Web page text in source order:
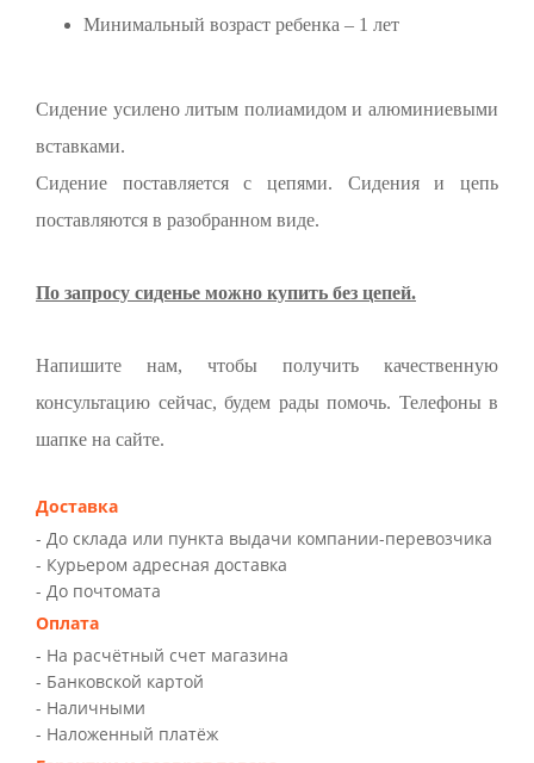
Минимальный возраст ребенка – 1 лет
Сидение усилено литым полиамидом и алюминиевыми
вставками.
Сидение поставляется с цепями. Сидения и цепь
поставляются в разобранном виде.
По запросу сиденье можно купить без цепей.
Напишите нам, чтобы получить качественную
консультацию сейчас, будем рады помочь. Телефоны в
шапке на сайте.
Доставка
- До склада или пункта выдачи компании-перевозчика
- Курьером адресная доставка
- До почтомата
Оплата
- На расчётный счет магазина
- Банковской картой
- Наличными
- Наложенный платёж